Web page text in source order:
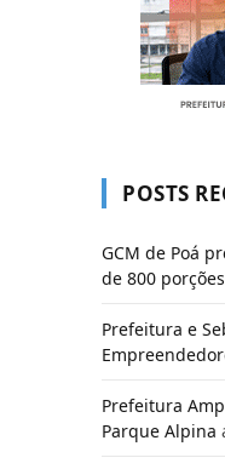
POSTS
GCM de Poá
de 800
Prefeitura e
Prefeitura
Parque Alpina